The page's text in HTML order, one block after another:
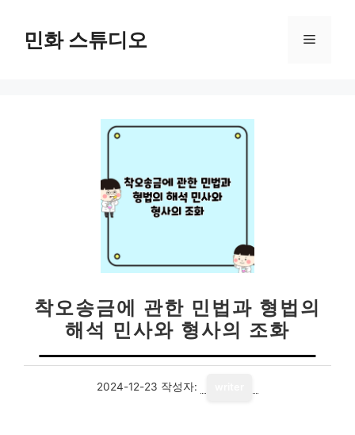
민화 스튜디오 메
착오송금에 관한 민법과 형법의
해석 민사와 형사의 조화
2024-12-23 작성자: